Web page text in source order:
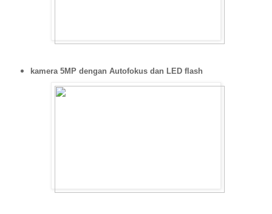
kamera 5MP dengan Autofokus dan LED flash